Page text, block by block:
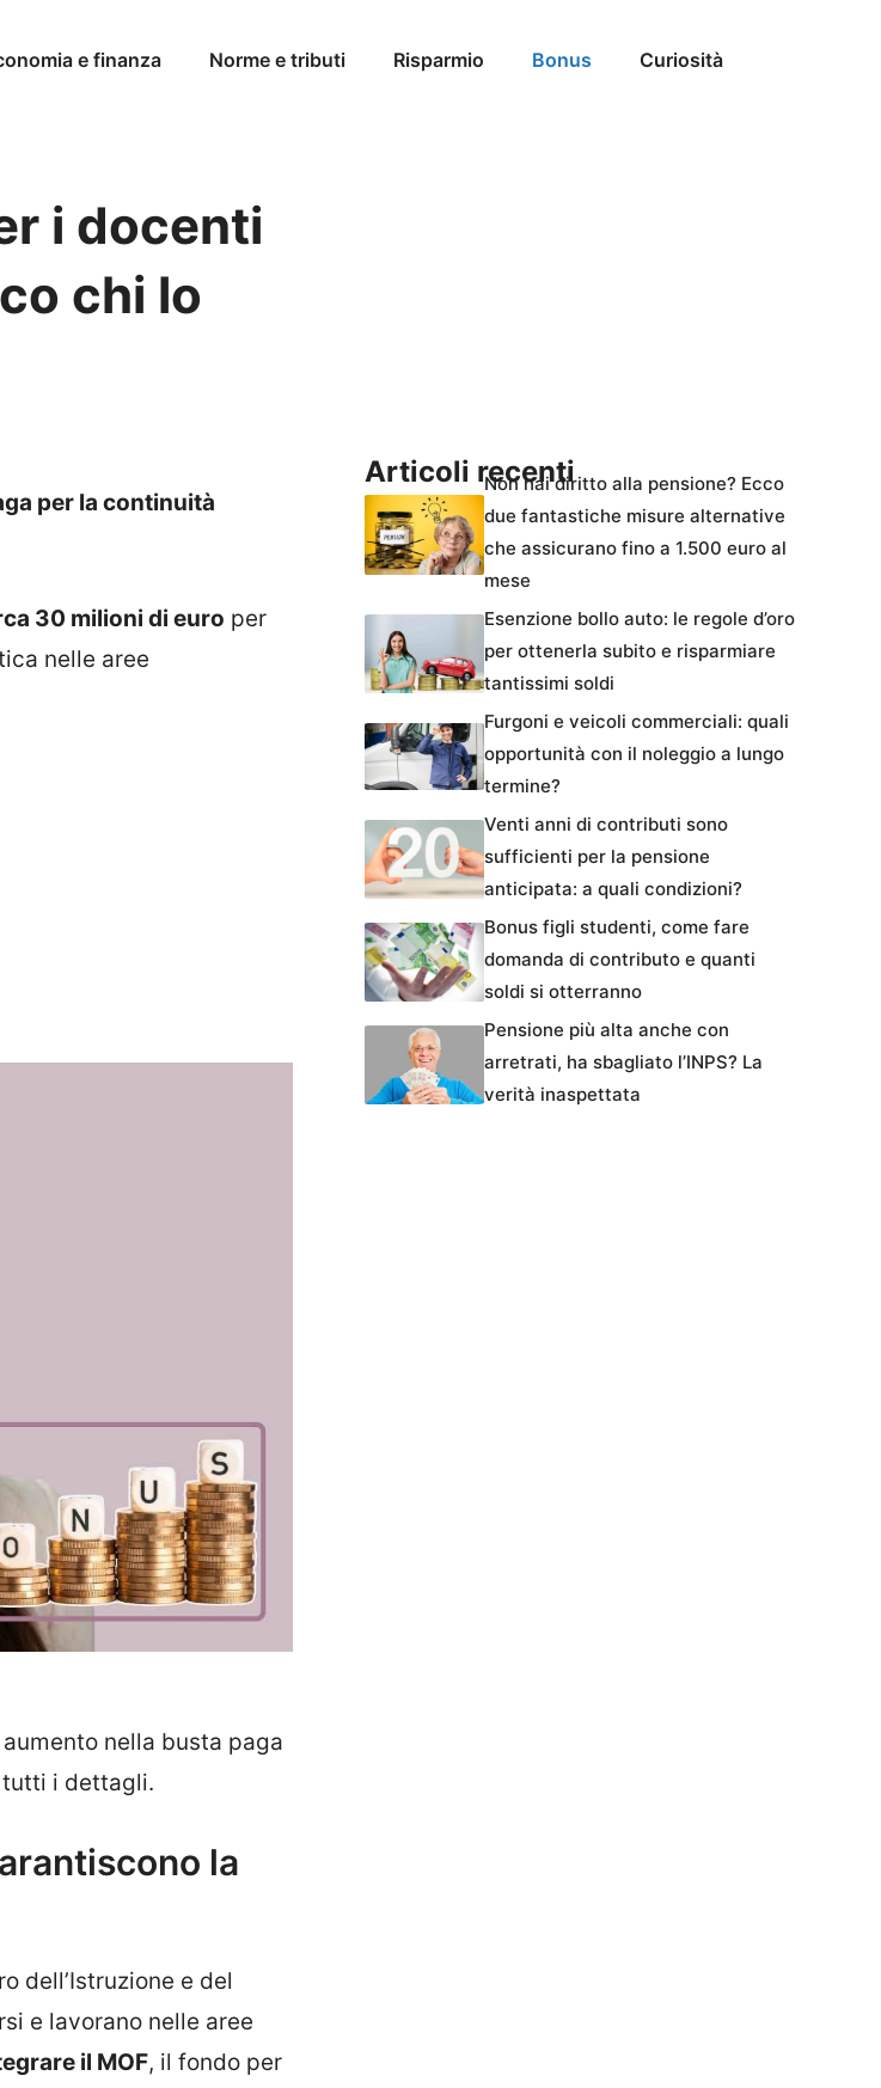
e finanza Norme e tributi Risparmio Bonus Curiosità
i docenti
chi lo
per la continuità
30 milioni di euro per
nelle aree
nella busta paga
tutti i dettagli.
la
dell’Istruzione e del
e lavorano nelle aree
il MOF, il fondo per
Articoli recentiNon hai diritto alla pensione? Ecco
due fantastiche misure alternative
che assicurano fino a 1.500 euro al
mese
Esenzione bollo auto: le regole d’oro
per ottenerla subito e risparmiare
tantissimi soldi
Furgoni e veicoli commerciali: quali
opportunità con il noleggio a lungo
termine?
Venti anni di contributi sono
sufficienti per la pensione
anticipata: a quali condizioni?
Bonus figli studenti, come fare
domanda di contributo e quanti
soldi si otterranno
Pensione più alta anche con
arretrati, ha sbagliato l’INPS? La
verità inaspettata